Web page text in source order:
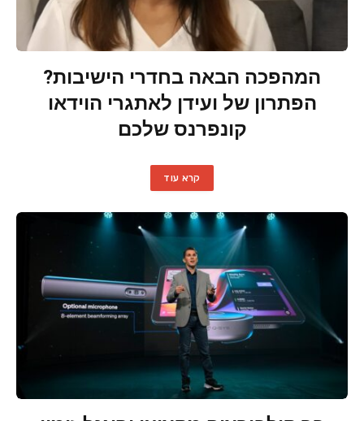
המהפכה הבאה בחדרי הישיבות?
הפתרון של ועידן לאתגרי הוידאו
קונפרנס שלכם
קרא עוד